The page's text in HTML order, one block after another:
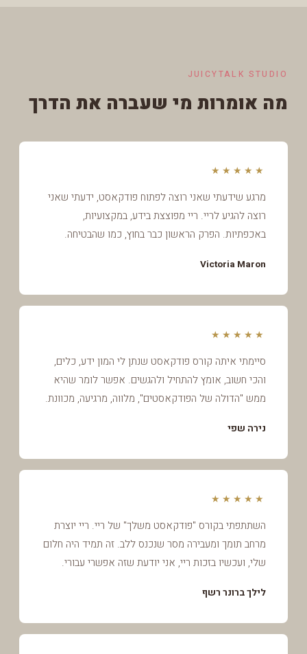
JUICYTALK STUDIO
מה אומרות מי שעברה את הדרך
★★★★★
מרגע שידעתי שאני רוצה לפתוח פודקאסט, ידעתי שאני
רוצה להגיע לריי. ריי מפוצצת בידע, במקצועיות,
באכפתיות. הפרק הראשון כבר בחוץ, כמו שהבטיחה.
Victoria Maron
★★★★★
סיימתי איתה קורס פודקאסט שנתן לי המון ידע, כלים,
והכי חשוב, אומץ להתחיל ולהגשים. אפשר לומר שהיא
ממש "הדולה של הפודקאסטים", מלווה, מרגיעה, מכוונת.
נירה שפי
★★★★★
השתתפתי בקורס "פודקאסט משלך" של ריי. ריי יוצרת
מרחב תומך ומעבירה מסר שנכנס ללב. זה תמיד היה חלום
שלי, ועכשיו בזכות ריי, אני יודעת שזה אפשרי עבורי.
לילך ברונר רשף